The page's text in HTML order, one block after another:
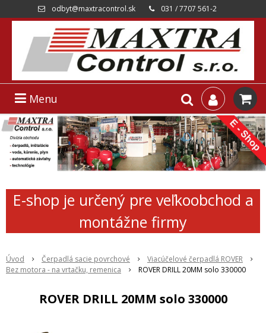
odbyt@maxtracontrol.sk 031 / 7707 561-2
Menu
E-shop je určený pre veľkoobchod a
montážne firmy
Úvod Čerpadlá sacie povrchové
Viacúčelové čerpadlá ROVER
Bez motora - na vrtačku, remenica
ROVER DRILL 20MM solo 330000
ROVER DRILL 20MM solo 330000